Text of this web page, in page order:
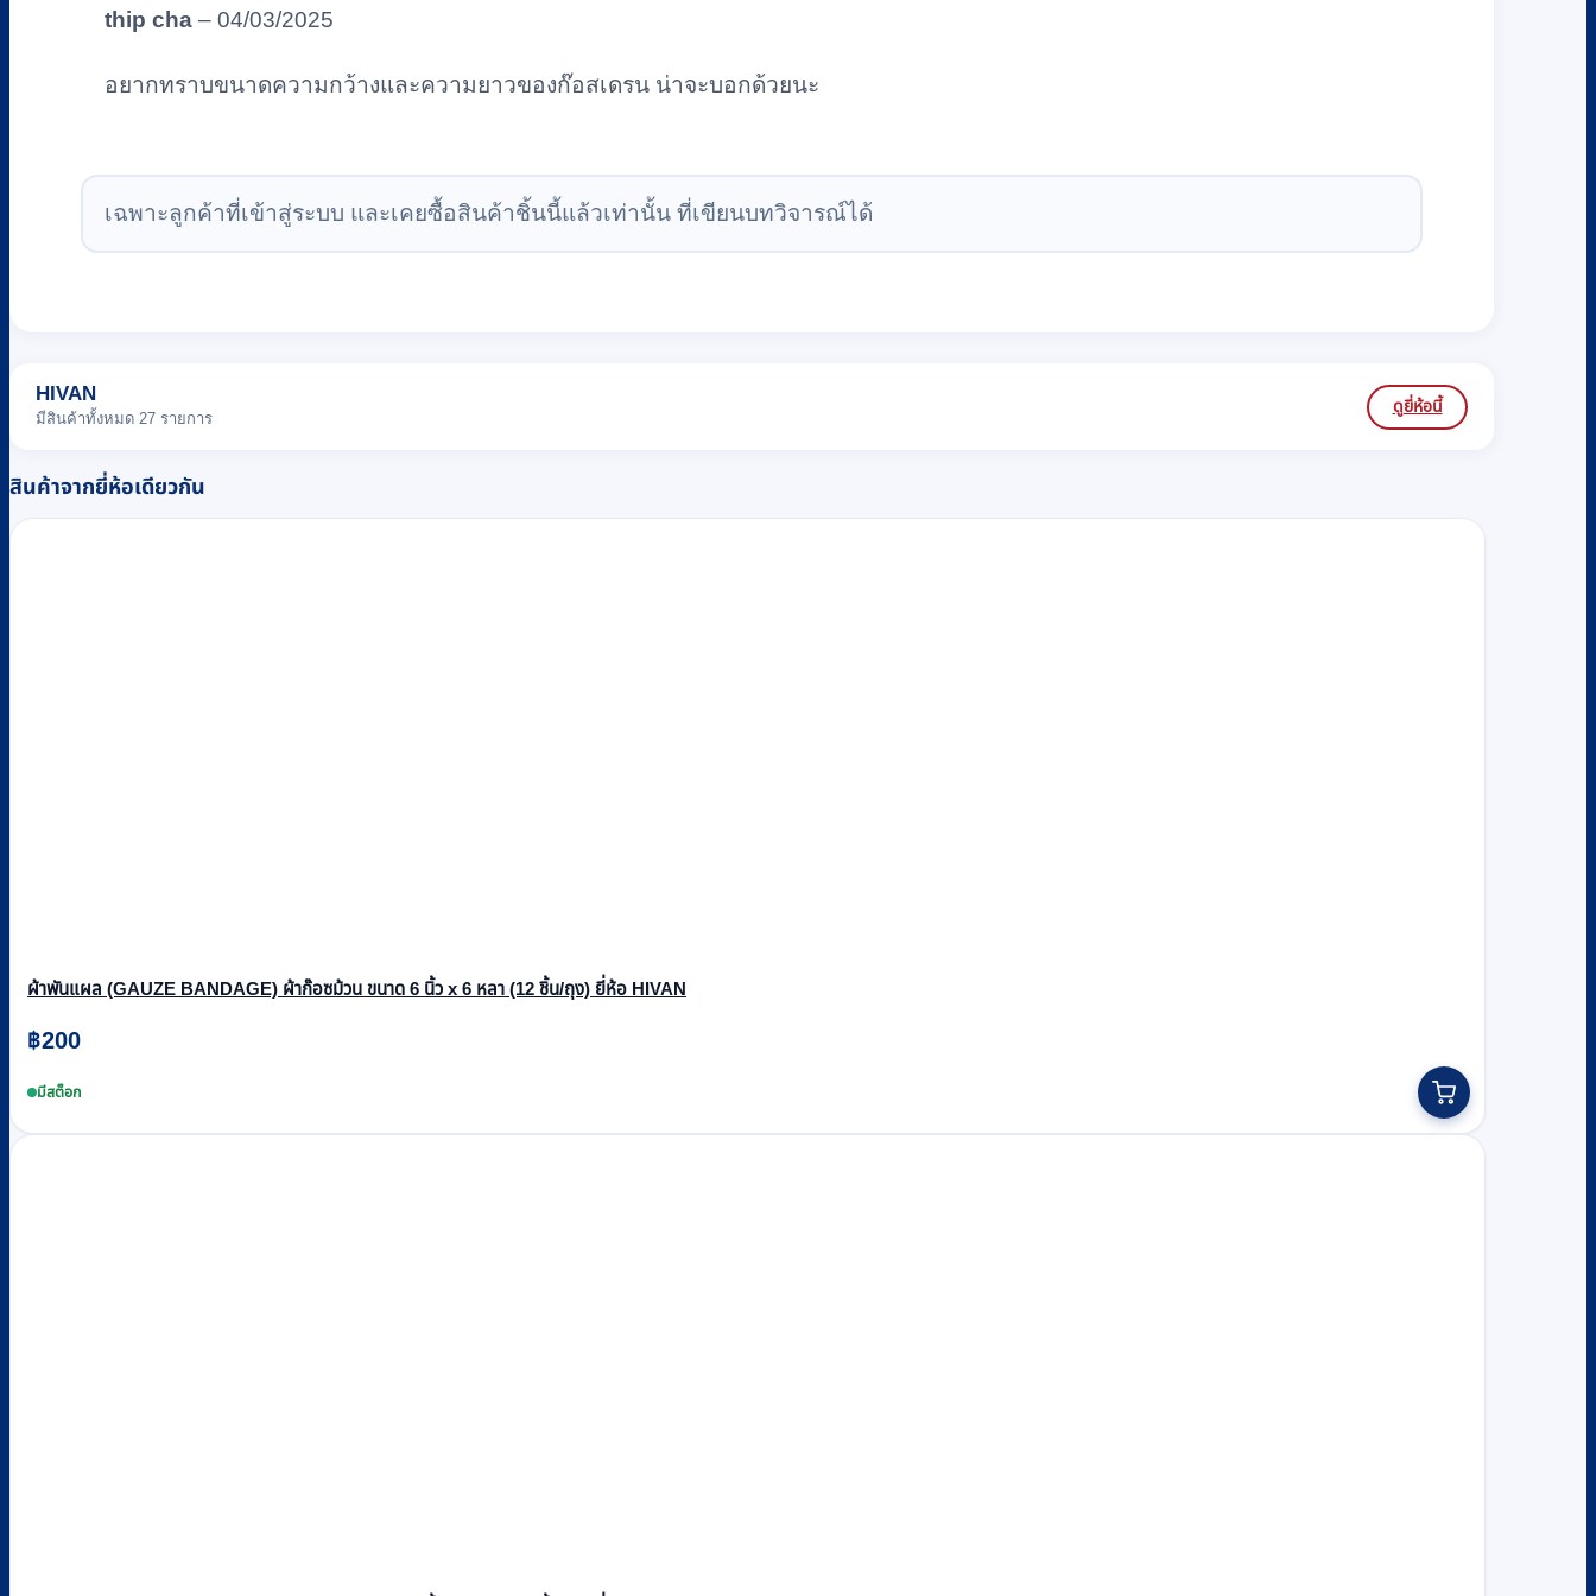
thip cha – 04/03/2025
อยากทราบขนาดความกว้างและความยาวของก๊อสเดรน น่าจะบอกด้วยนะ
เฉพาะลูกค้าที่เข้าสู่ระบบ และเคยซื้อสินค้าชิ้นนี้แล้วเท่านั้น ที่เขียนบทวิจารณ์ได้
HIVAN
มีสินค้าทั้งหมด 27 รายการ
ดูยี่ห้อนี้
สินค้าจากยี่ห้อเดียวกัน
ผ้าพันแผล (GAUZE BANDAGE) ผ้าก๊อซม้วน ขนาด 6 นิ้ว x 6 หลา (12 ชิ้น/ถุง) ยี่ห้อ HIVAN
฿200
มีสต็อก